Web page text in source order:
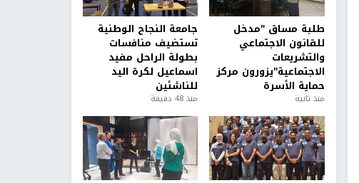
طلبة مساق "مدخل
للقانون الاجتماعي
والتشريعات
الاجتماعية"يزورون مركز
حماية الأسرة
منذ ثانية
جامعة النجاح الوطنية
تستضيف منافسات
بطولة الراحل مفيد
اسماعيل لكرة اليد
للناشئين
منذ 48 دقيقة